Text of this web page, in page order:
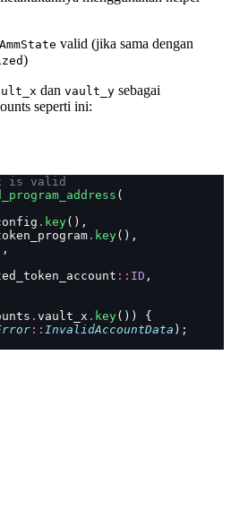
AmmState valid (jika sama dengan
)
dan vault_y sebagai
seperti ini:
is valid
(
. key(),
. key(),
:: ID ,
. vault_x . key()) {
:: InvalidAccountData );